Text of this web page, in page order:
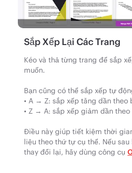
Sắp Xếp Lại Các Trang
Kéo và thả từng trang để sắp
muốn.
Bạn cũng có thể sắp xếp tự
• A → Z: sắp xếp tăng dần theo
• Z → A: sắp xếp giảm dần
Điều này giúp tiết kiệm thời
liệu theo thứ tự cụ thể. Nếu
thay đổi lại, hãy dùng công cụ